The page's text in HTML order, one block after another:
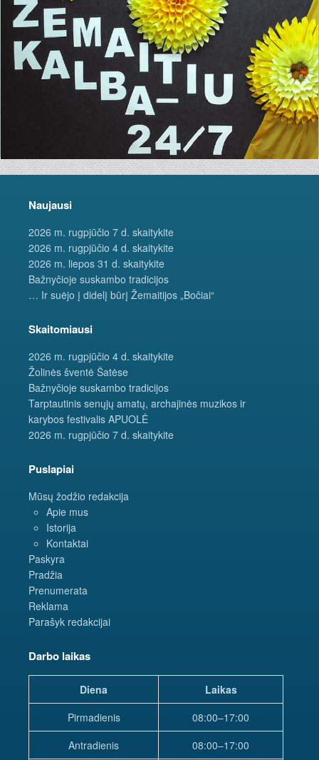
Naujausi
2026 m. rugpjūčio 7 d. skaitykite
2026 m. rugpjūčio 4 d. skaitykite
2026 m. liepos 31 d. skaitykite
Bažnyčioje suskambo tradicijos
… Ir suėjo į didelį būrį Žemaitijos „Bočiai“
Skaitomiausi
2026 m. rugpjūčio 4 d. skaitykite
Žolinės šventė Šatėse
Bažnyčioje suskambo tradicijos
Tarptautinis senųjų amatų, archajinės muzikos ir
karybos festivalis APUOLĖ
2026 m. rugpjūčio 7 d. skaitykite
Puslapiai
Mūsų žodžio redakcija
Apie mus
Istorija
Kontaktai
Paskyra
Pradžia
Prenumerata
Reklama
Parašyk redakcijai
Darbo laikas
Diena
Laikas
Pirmadienis
08:00–17:00
Antradienis
08:00–17:00